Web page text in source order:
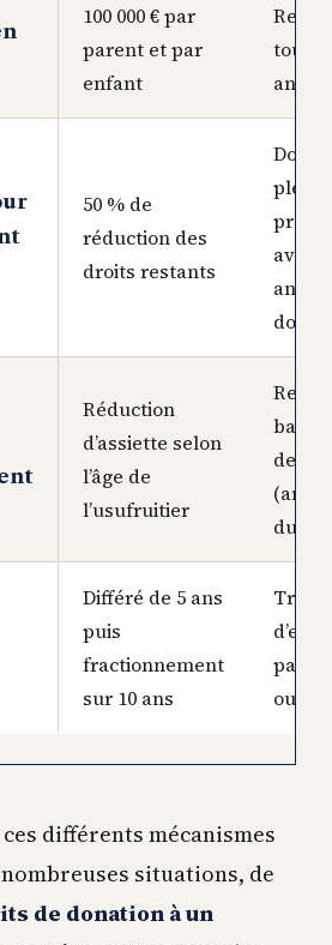
100 000 € par
parent et par
enfant
tous
ans
50 % de
réduction des
droits restants
pleine
avant
ans
Réduction
d’assiette selon
l’âge de
l’usufruitier
de
du
Différé de 5 ans
puis
fractionnement
sur 10 ans
par
ou
différents mécanismes
situations, de
de donation à un